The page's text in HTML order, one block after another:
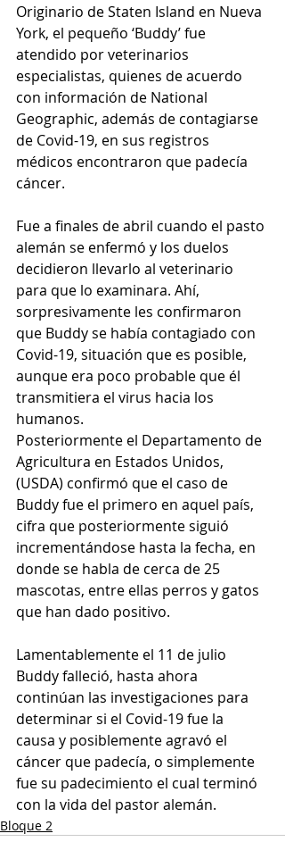
Originario de Staten Island en Nueva
York, el pequeño ‘Buddy’ fue
atendido por veterinarios
especialistas, quienes de acuerdo
con información de National
Geographic, además de contagiarse
de Covid-19, en sus registros
médicos encontraron que padecía
cáncer.
Fue a finales de abril cuando el pasto
alemán se enfermó y los duelos
decidieron llevarlo al veterinario
para que lo examinara. Ahí,
sorpresivamente les confirmaron
que Buddy se había contagiado con
Covid-19, situación que es posible,
aunque era poco probable que él
transmitiera el virus hacia los
humanos.
Posteriormente el Departamento de
Agricultura en Estados Unidos,
(USDA) confirmó que el caso de
Buddy fue el primero en aquel país,
cifra que posteriormente siguió
incrementándose hasta la fecha, en
donde se habla de cerca de 25
mascotas, entre ellas perros y gatos
que han dado positivo.
Lamentablemente el 11 de julio
Buddy falleció, hasta ahora
continúan las investigaciones para
determinar si el Covid-19 fue la
causa y posiblemente agravó el
cáncer que padecía, o simplemente
fue su padecimiento el cual terminó
con la vida del pastor alemán.
Bloque 2